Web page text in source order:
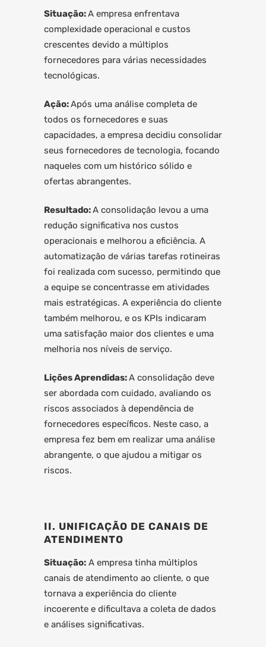
Situação:A empresa enfrentava
complexidade operacional e custos
crescentes devido a múltiplos
fornecedores para várias necessidades
tecnológicas.
Ação:Após uma análise completa de
todos os fornecedores e suas
capacidades, a empresa decidiu consolidar
seus fornecedores de tecnologia, focando
naqueles com um histórico sólido e
ofertas abrangentes.
Resultado:A consolidação levou a uma
redução significativa nos custos
operacionais e melhorou a eficiência. A
automatização de várias tarefas rotineiras
foi realizada com sucesso, permitindo que
a equipe se concentrasse em atividades
mais estratégicas. A experiência do cliente
também melhorou, e os KPIs indicaram
uma satisfação maior dos clientes e uma
melhoria nos níveis de serviço.
Lições Aprendidas:A consolidação deve
ser abordada com cuidado, avaliando os
riscos associados à dependência de
fornecedores específicos. Neste caso, a
empresa fez bem em realizar uma análise
abrangente, o que ajudou a mitigar os
riscos.
II. UNIFICAÇÃO DE CANAIS DE
ATENDIMENTO
Situação: A empresa tinha múltiplos
canais de atendimento ao cliente, o que
tornava a experiência do cliente
incoerente e dificultava a coleta de dados
e análises significativas.